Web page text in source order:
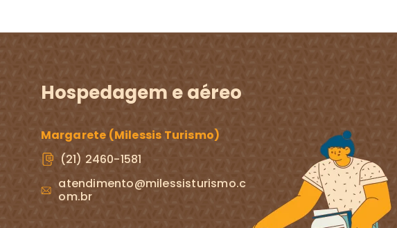
Hospedagem e aéreo
Margarete (Milessis Turismo)
(21) 2460-1581
atendimento@milessisturismo.c
om.br